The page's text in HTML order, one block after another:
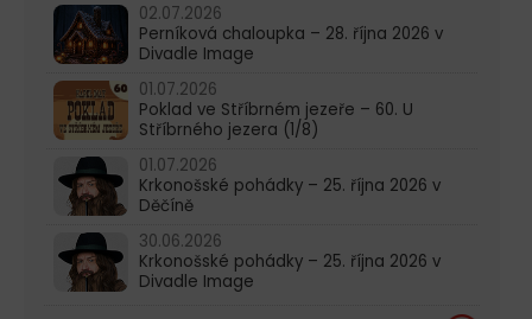
02.07.2026
Perníková chaloupka – 28. října 2026 v
Divadle Image
01.07.2026
Poklad ve Stříbrném jezeře – 60. U
Stříbrného jezera (1/8)
01.07.2026
Krkonošské pohádky – 25. října 2026 v
Děčíně
30.06.2026
Krkonošské pohádky – 25. října 2026 v
Divadle Image